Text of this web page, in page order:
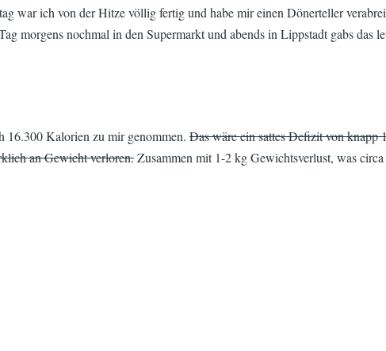
war ich von der Hitze völlig fertig und habe mir einen Dönerteller
morgens nochmal in den Supermarkt und abends in Lippstadt gabs das
16.300 Kalorien zu mir genommen. Das wäre ein sattes Defizit von
an Gewicht verloren.Zusammen mit 1-2 kg Gewichtsverlust, was